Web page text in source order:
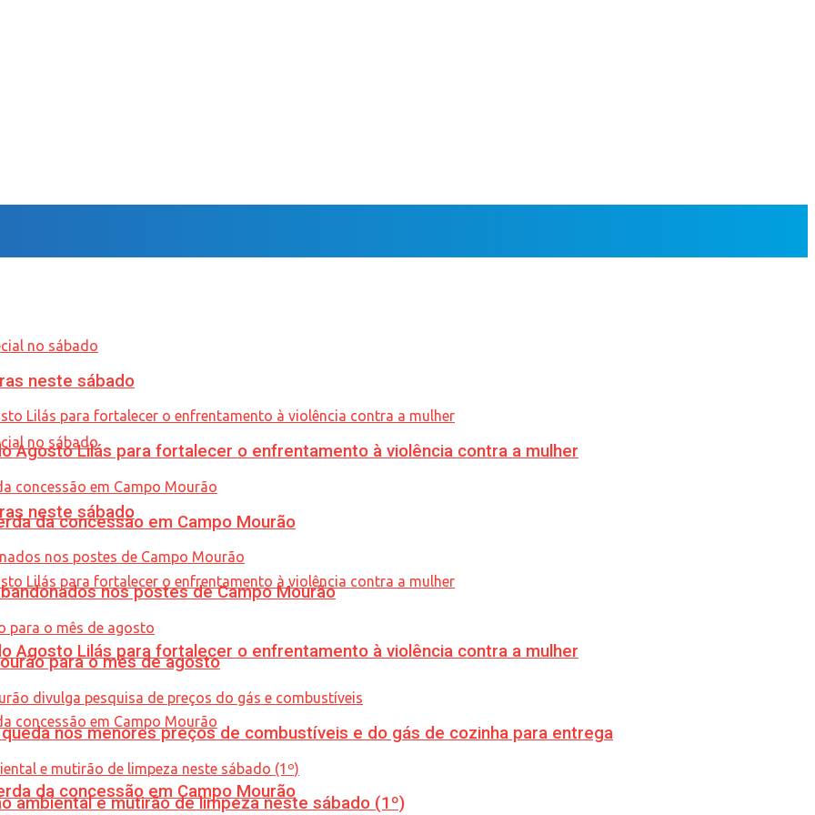
neste sábado
Agosto Lilás para fortalecer o enfrentamento à violência contra a mulher
da concessão em Campo Mourão
neste sábado
Agosto Lilás para fortalecer o enfrentamento à violência contra a mulher
da concessão em Campo Mourão
nos postes de Campo Mourão
para o mês de agosto
nos menores preços de combustíveis e do gás de cozinha para entrega
ambiental e mutirão de limpeza neste sábado (1º)